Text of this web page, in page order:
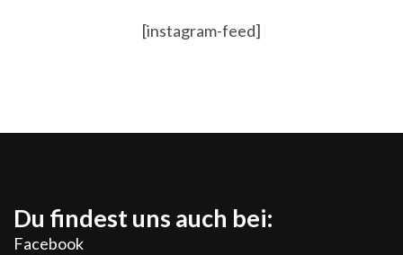
[instagram-feed]
Du findest uns auch bei:
Facebook